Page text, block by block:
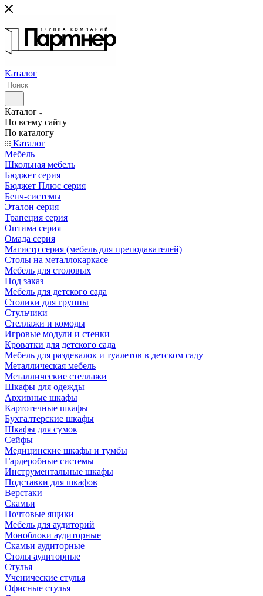
Каталог
Каталог
По всему сайту
По каталогу
Каталог
Мебель
Школьная мебель
Бюджет серия
Бюджет Плюс серия
Бенч-системы
Эталон серия
Трапеция серия
Оптима серия
Омада серия
Магистр серия (мебель для преподавателей)
Столы на металлокаркасе
Мебель для столовых
Под заказ
Мебель для детского сада
Столики для группы
Стульчики
Стеллажи и комоды
Игровые модули и стенки
Кроватки для детского сада
Мебель для раздевалок и туалетов в детском саду
Металлическая мебель
Металлические стеллажи
Шкафы для одежды
Архивные шкафы
Картотечные шкафы
Бухгалтерские шкафы
Шкафы для сумок
Сейфы
Медицинские шкафы и тумбы
Гардеробные системы
Инструментальные шкафы
Подставки для шкафов
Верстаки
Скамьи
Почтовые ящики
Мебель для аудиторий
Моноблоки аудиторные
Скамьи аудиторные
Столы аудиторные
Стулья
Ученические стулья
Офисные стулья